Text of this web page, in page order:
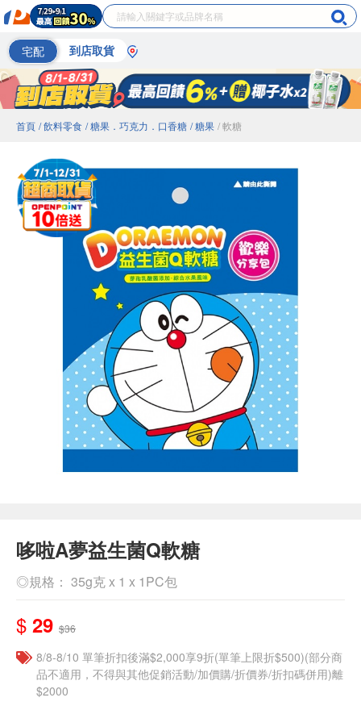
宅配 到店取貨
首頁 / 飲料零食 / 糖果．巧克力．口香糖 / 糖果 / 軟糖
哆啦A夢益生菌Q軟糖
◎規格： 35g克 x 1 x 1PC包
$ 29 $36
8/8-8/10 單筆折扣後滿$2,000享9折(單筆上限折$500)(部分商
品不適用，不得與其他促銷活動/加價購/折價券/折扣碼併用)離
$2000